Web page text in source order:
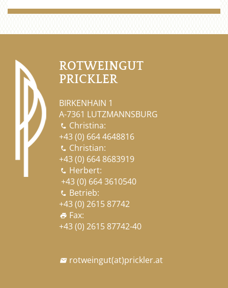
ROTWEINGUT
PRICKLER
BIRKENHAIN 1
A-7361 LUTZMANNSBURG
 Christina:
+43 (0) 664 4648816
 Christian:
+43 (0) 664 8683919
 Herbert:
+43 (0) 664 3610540
 Betrieb:
+43 (0) 2615 87742
print Fax:
+43 (0) 2615 87742-40
 rotweingut(at)prickler.at